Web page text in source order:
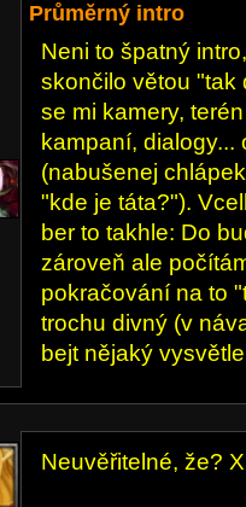
Průměrný intro
Neni to špatný
skončilo větou "tak
se mi kamery,
kampaní,
(nabušenej
"kde je táta?").
ber to takhle: Do
zároveň ale
pokračování na to
trochu divný (v
bejt nějaký
Neuvěřitelné, že?